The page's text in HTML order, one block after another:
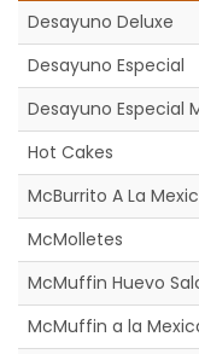
Desayuno Deluxe
Desayuno Especial
Desayuno Especial
Hot Cakes
McBurrito A La
McMolletes
McMuffin Huevo
McMuffin a la